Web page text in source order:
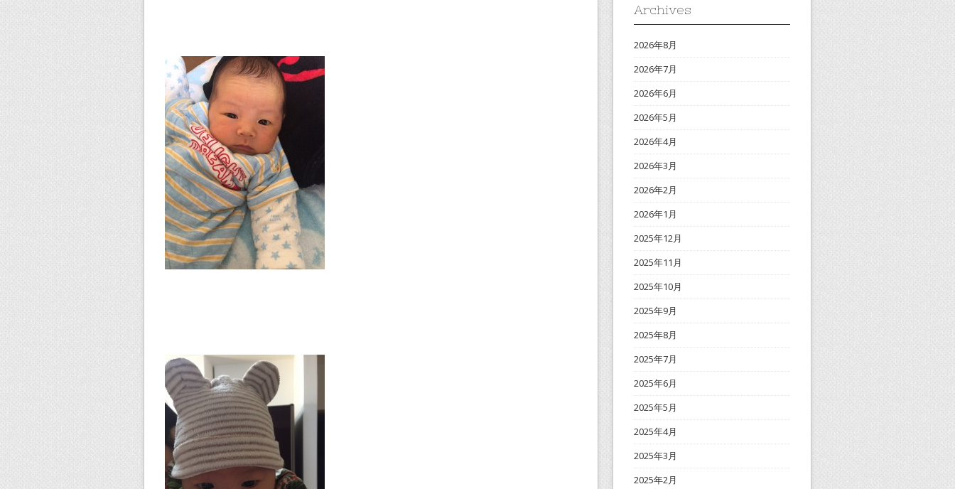
Archives
2026年8月
2026年7月
2026年6月
2026年5月
2026年4月
2026年3月
2026年2月
2026年1月
2025年12月
2025年11月
2025年10月
2025年9月
2025年8月
2025年7月
2025年6月
2025年5月
2025年4月
2025年3月
2025年2月